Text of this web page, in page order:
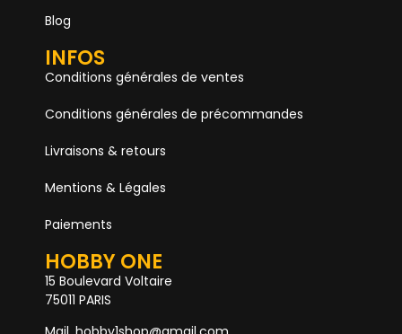
Blog
INFOS
Conditions générales de ventes
Conditions générales de précommandes
Livraisons & retours
Mentions & Légales
Paiements
HOBBY ONE
15 Boulevard Voltaire
75011 PARIS